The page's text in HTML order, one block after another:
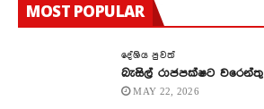
MOST POPULAR
දේශිය පුවත්
බැසිල් රාජපක්ෂට වරෙන්තු
MAY 22, 2026